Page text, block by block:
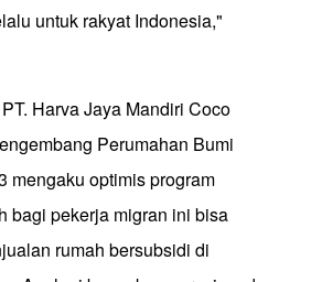
untuk rakyat Indonesia,"
Harva Jaya Mandiri Coco
Perumahan Bumi
mengaku optimis program
bagi pekerja migran ini bisa
rumah bersubsidi di